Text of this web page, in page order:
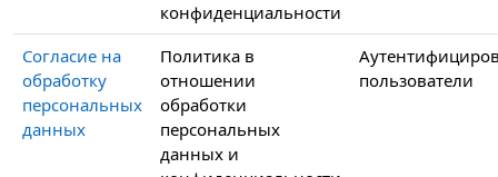
конфиденциальности
Согласие на
обработку
персональных
данных
Политика в
отношении
обработки
персональных
данных и
пользователи